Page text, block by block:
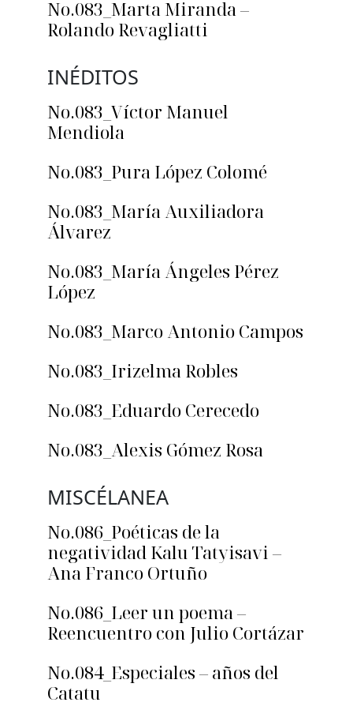
No.083_Marta Miranda –
Rolando Revagliatti
INÉDITOS
No.083_Víctor Manuel
Mendiola
No.083_Pura López Colomé
No.083_María Auxiliadora
Álvarez
No.083_María Ángeles Pérez
López
No.083_Marco Antonio Campos
No.083_Irizelma Robles
No.083_Eduardo Cerecedo
No.083_Alexis Gómez Rosa
MISCÉLANEA
No.086_Poéticas de la
negatividad Kalu Tatyisavi –
Ana Franco Ortuño
No.086_Leer un poema –
Reencuentro con Julio Cortázar
No.084_Especiales – años del
Catatu